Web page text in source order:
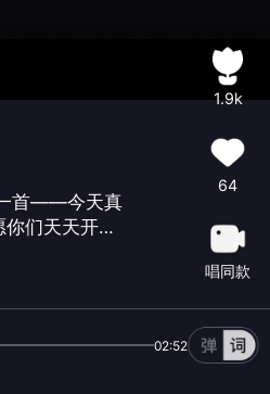
首——今天真
你们天天开
1.9k
64
唱同款
02:52